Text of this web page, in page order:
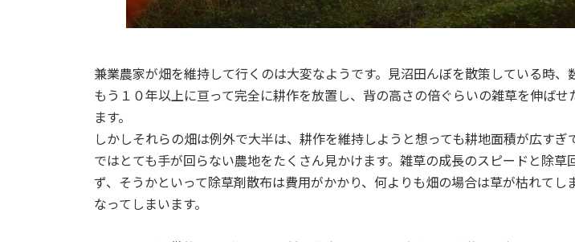
兼業農家が畑を維持して行くのは大変なようです。見沼田んぼを散策している時、
もう１０年以上に亘って完全に耕作を放置し、背の高さの倍ぐらいの雑草を伸ばせ
ます。
しかしそれらの畑は例外で大半は、耕作を維持しようと想っても耕地面積が広すぎ
ではとても手が回らない農地をたくさん見かけます。雑草の成長のスピードと除草
ず、そうかといって除草剤散布は費用がかかり、何よりも畑の場合は草が枯れてし
なってしまいます。